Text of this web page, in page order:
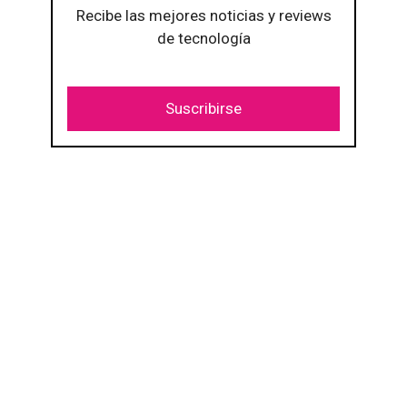
Recibe las mejores noticias y reviews
de tecnología
Suscribirse